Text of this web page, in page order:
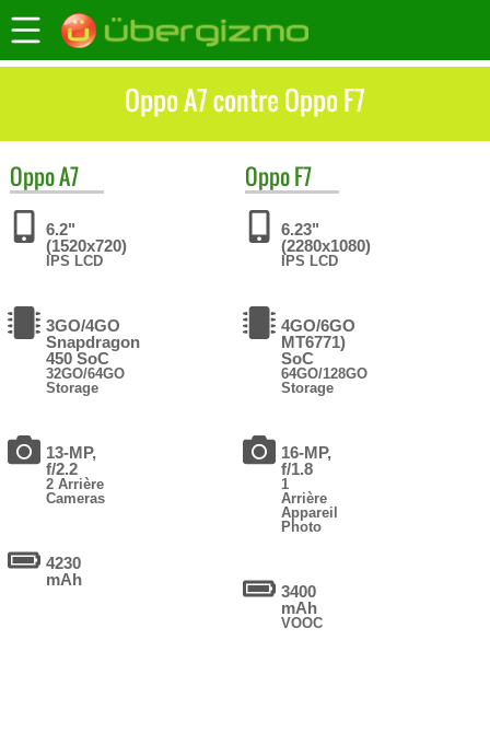
Oppo A7 contre Oppo F7
OppoA7
6.2"
(1520x720)
IPS LCD
3GO/4GO
Snapdragon
450 SoC
32GO/64GO
Storage
13-MP,
f/2.2
2 Arrière
Cameras
4230
mAh
OppoF7
6.23"
(2280x1080)
IPS LCD
4GO/6GO
MT6771)
SoC
64GO/128GO
Storage
16-MP,
f/1.8
1
Arrière
Appareil
Photo
3400
mAh
VOOC